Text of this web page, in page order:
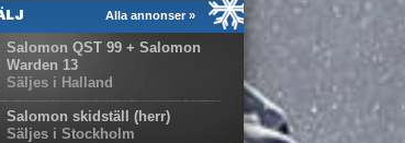
Alla annonser »
Salomon QST 99 + Salomon
Warden 13
Säljes i Halland
Salomon skidställ (herr)
Säljes i Stockholm